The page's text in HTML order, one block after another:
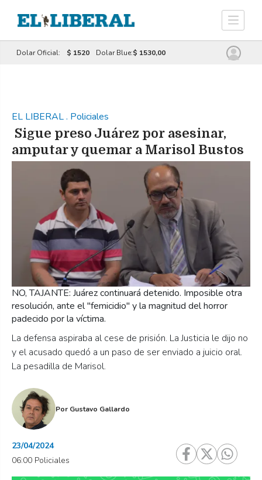
Dolar Oficial: $ 1520 Dolar Blue:$ 1530,00
EL LIBERAL. Policiales
Sigue preso Juárez por asesinar,
amputar y quemar a Marisol Bustos
La defensa aspiraba al cese de prisión. La Justicia le dijo no
y el acusado quedó a un paso de ser enviado a juicio oral.
La pesadilla de Marisol.
NO, TAJANTE: Juárez continuará detenido. Imposible otra
resolución, ante el "femicidio" y la magnitud del horror
padecido por la víctima.
Por Gustavo Gallardo
23/04/2024
06:00 Policiales